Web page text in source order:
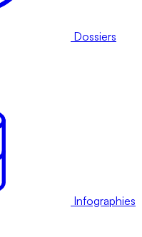
Dossiers
Infographies